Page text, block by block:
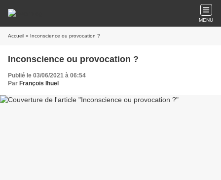
MENU
Accueil » Inconscience ou provocation ?
Inconscience ou provocation ?
Publié le 03/06/2021 à 06:54
Par François Ihuel